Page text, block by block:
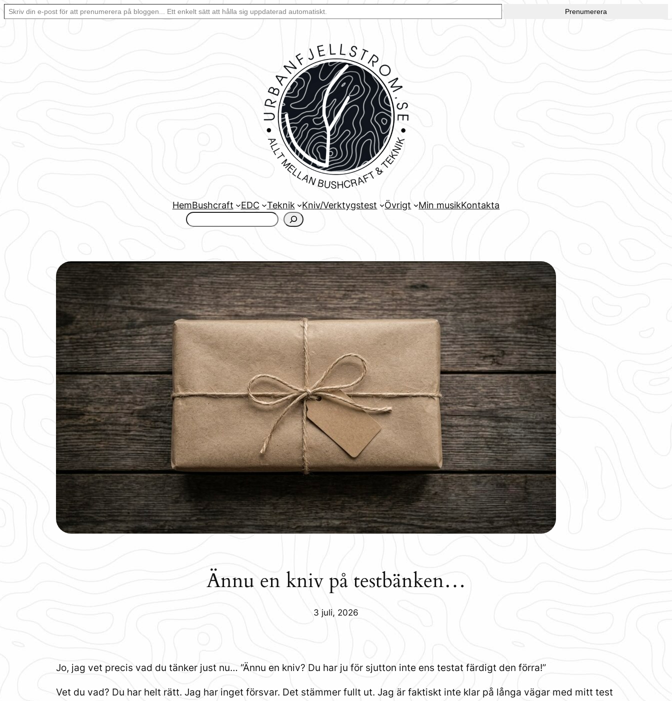
Hoppa
Skriv din e-post för att prenumerera på bloggen… Ett enkelt sätt att hålla sig uppdaterad automatiskt.
Prenumerera
HemBushcraft EDC Teknik Kniv/Verktygstest Övrigt Min musikKontakta
Ännu en kniv på testbänken…
3 juli, 2026
Jo, jag vet precis vad du tänker just nu… “Ännu en kniv? Du har ju för sjutton inte ens testat färdigt den förra!”
Vet du vad? Du har helt rätt. Jag har inget försvar. Det stämmer fullt ut. Jag är faktiskt inte klar på långa vägar med mitt test